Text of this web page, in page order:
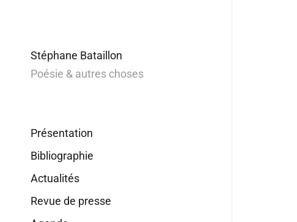
Stéphane Bataillon
Poésie & autres choses
Présentation
Bibliographie
Actualités
Revue de presse